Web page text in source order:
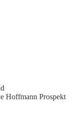
Hoffmann Prospekt